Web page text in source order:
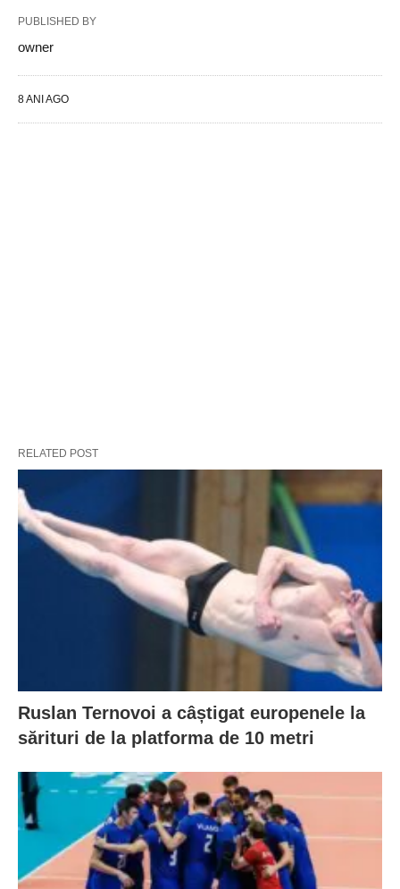
PUBLISHED BY
owner
8 ANI AGO
RELATED POST
Ruslan Ternovoi a câștigat europenele la
sărituri de la platforma de 10 metri